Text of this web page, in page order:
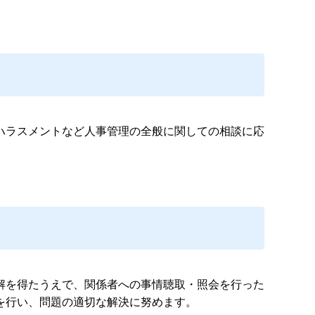
スメントなど人事管理の全般に関しての相談に応
得たうえで、関係者への事情聴取・照会を行った
い、問題の適切な解決に努めます。